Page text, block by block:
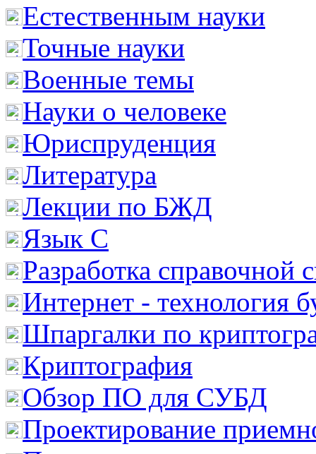
Естественным науки
Точные науки
Военные темы
Науки о человеке
Юриспруденция
Литература
Лекции по БЖД
Язык С
Разработка справочной
Интернет - технология
Шпаргалки по
Криптография
Обзор ПО для СУБД
Проектирование